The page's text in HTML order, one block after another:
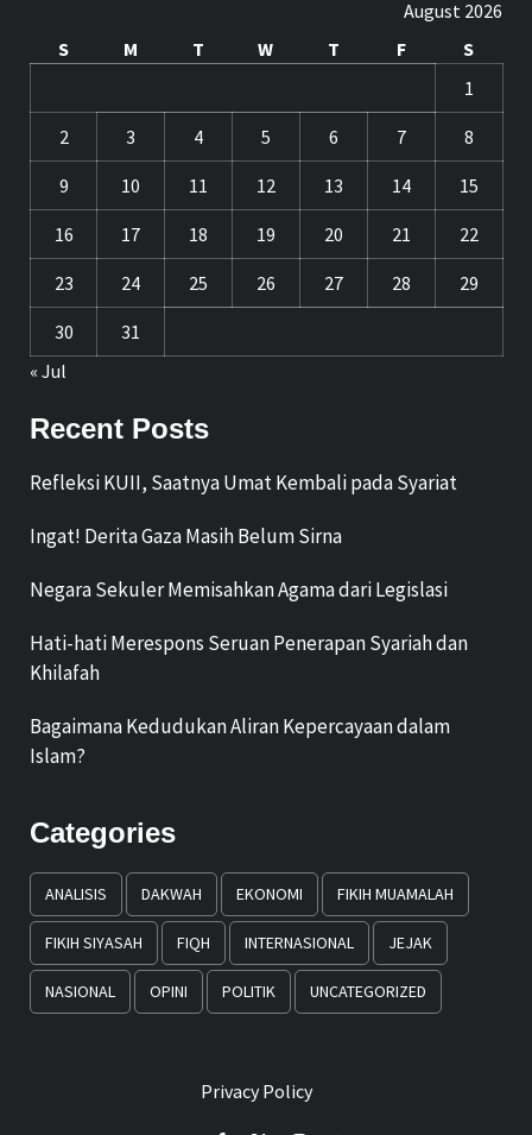
August 2026
S
M T W T F
S
1
2 3 4 5 6 7 8
9 10 11 12 13 14 15
16 17 18 19 20 21 22
23 24 25 26 27 28 29
30
31
« Jul
Recent Posts
Refleksi KUII, Saatnya Umat Kembali pada Syariat
Ingat! Derita Gaza Masih Belum Sirna
Negara Sekuler Memisahkan Agama dari Legislasi
Hati-hati Merespons Seruan Penerapan Syariah dan
Khilafah
Bagaimana Kedudukan Aliran Kepercayaan dalam
Islam?
Categories
ANALISIS DAKWAH EKONOMI FIKIH MUAMALAH
FIKIH SIYASAH FIQH INTERNASIONAL JEJAK
NASIONAL OPINI POLITIK UNCATEGORIZED
Privacy Policy